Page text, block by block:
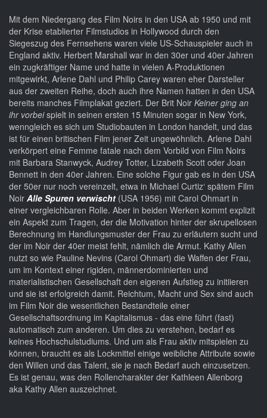
Mit dem Niedergang des Film Noirs in den USA ab 1950 und mit
der Krise etablierter Filmstudios in Hollywood durch den
Siegeszug des Fernsehens waren viele US-Schauspieler auch in
England aktiv. Herbert Marshall war in den 30er und 40er Jahren
ein zugkräftiger Name und hatte in vielen A-Produktionen
mitgewirkt, Arlene Dahl und Philip Carey waren eher Darsteller
aus der zweiten Reihe, doch auch ihre Namen hatten in den USA
bereits manches Filmplakat geziert. Der Brit Noir Keiner ging an
ihr vorbeispielt in seinen ersten 15 Minuten sogar in New York,
wenngleich es sich um Studiobauten in London handelt, und das
ist für einen britischen Film jener Zeit ungewöhnlich. Arlene Dahl
verkörpert eine Femme fatale nach dem Vorbild von Film Noirs
mit Barbara Stanwyck, Audrey Totter, Lizabeth Scott oder Joan
Bennett in den 40er Jahren. Eine solche Figur gab es in den USA
der 50er nur noch vereinzelt, etwa in Michael Curtiz‘ spätem Film
Noir Alle Spuren verwischt (USA 1956) mit Carol Ohmart in
einer vergleichbaren Rolle. Aber in beiden Werken kommt explizit
ein Aspekt zum Tragen, der die Motivation hinter der skrupellosen
Berechnung im Handlungsmuster der Frau zu erläutern sucht und
der im Noir der 40er meist fehlt, nämlich die Armut. Kathy Allen
nutzt so wie Pauline Nevins (Carol Ohmart) die Waffen der Frau,
um im Kontext einer rigiden, männerdominierten und
materialistischen Gesellschaft den eigenen Aufstieg zu initiieren
und sie ist erfolgreich damit. Reichtum, Macht und Sex sind auch
im Film Noir die wesentlichen Bestandteile einer
Gesellschaftsordnung im Kapitalismus - das eine führt (fast)
automatisch zum anderen. Um dies zu verstehen, bedarf es
keines Hochschulstudiums. Und um als Frau aktiv mitspielen zu
können, braucht es als Lockmittel einige weibliche Attribute sowie
den Willen und das Talent, sie je nach Bedarf auch einzusetzen.
Es ist genau, was den Rollencharakter der Kathleen Allenborg
aka Kathy Allen auszeichnet.